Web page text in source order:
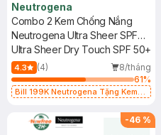
Neutrogena
Combo 2 Kem Chống Nắng
Neutrogena Ultra Sheer SPF
50 88ml
Ultra Sheer Dry Touch SPF 50+
4.3 (4)
8/tháng
61%
Bill 199K Neutrogena Tặng Kem
-46 %